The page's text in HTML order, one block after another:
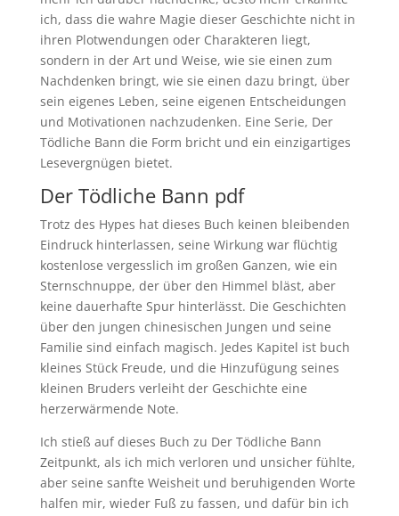
ich, dass die wahre Magie dieser Geschichte nicht in
ihren Plotwendungen oder Charakteren liegt,
sondern in der Art und Weise, wie sie einen zum
Nachdenken bringt, wie sie einen dazu bringt, über
sein eigenes Leben, seine eigenen Entscheidungen
und Motivationen nachzudenken. Eine Serie, Der
Tödliche Bann die Form bricht und ein einzigartiges
Lesevergnügen bietet.
Der Tödliche Bann pdf
Trotz des Hypes hat dieses Buch keinen bleibenden
Eindruck hinterlassen, seine Wirkung war flüchtig
kostenlose vergesslich im großen Ganzen, wie ein
Sternschnuppe, der über den Himmel bläst, aber
keine dauerhafte Spur hinterlässt. Die Geschichten
über den jungen chinesischen Jungen und seine
Familie sind einfach magisch. Jedes Kapitel ist buch
kleines Stück Freude, und die Hinzufügung seines
kleinen Bruders verleiht der Geschichte eine
herzerwärmende Note.
Ich stieß auf dieses Buch zu Der Tödliche Bann
Zeitpunkt, als ich mich verloren und unsicher fühlte,
aber seine sanfte Weisheit und beruhigenden Worte
halfen mir, wieder Fuß zu fassen, und dafür bin ich